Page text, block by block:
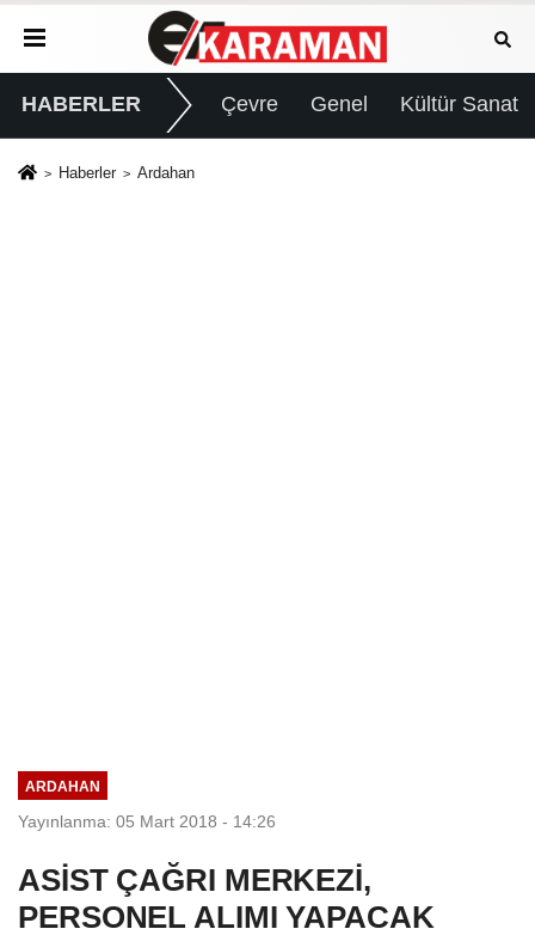
HABERLER Çevre Genel Kültür Sanat
Haberler Ardahan
ARDAHAN
Yayınlanma: 05 Mart 2018 - 14:26
ASİST ÇAĞRI MERKEZİ,
PERSONEL ALIMI YAPACAK